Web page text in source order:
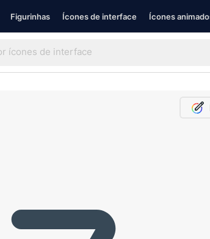
Figurinhas Ícones de interface Ícones